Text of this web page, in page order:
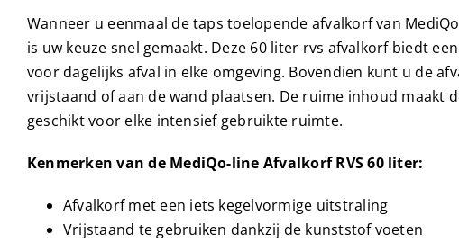
Wanneer u eenmaal de taps toelopende afvalkorf van
is uw keuze snel gemaakt. Deze 60 liter rvs afvalkorf biedt
voor dagelijks afval in elke omgeving. Bovendien kunt u de
vrijstaand of aan de wand plaatsen. De ruime inhoud maakt
geschikt voor elke intensief gebruikte ruimte.
Kenmerken van de MediQo-line Afvalkorf RVS 60 liter:
Afvalkorf met een iets kegelvormige uitstraling
Vrijstaand te gebruiken dankzij de kunststof voeten